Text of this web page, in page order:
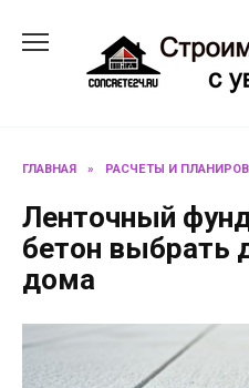
содержанию
ГЛАВНАЯ » РАСЧЕТЫ И
Ленточный
бетон выбрать
дома